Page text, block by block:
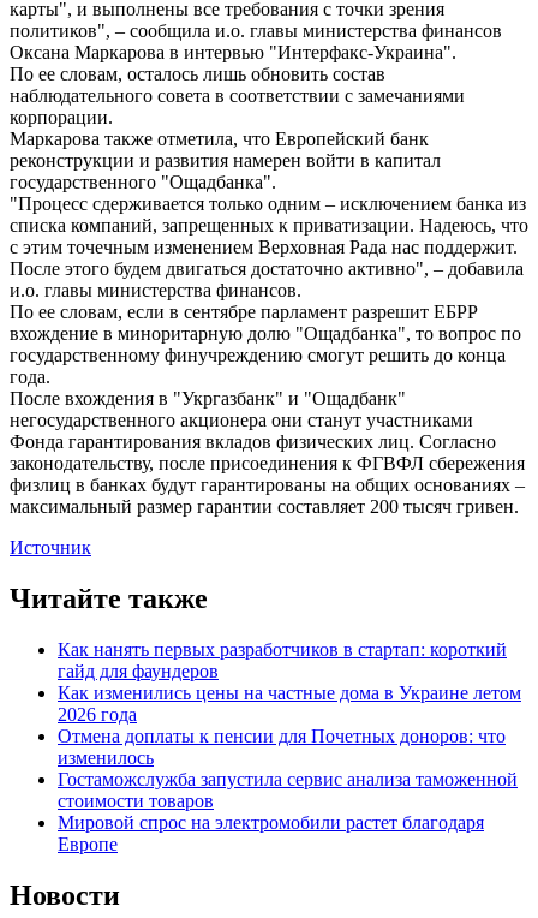
карты", и выполнены все требования с точки зрения
политиков", – сообщила и.о. главы министерства финансов
Оксана Маркарова в интервью "Интерфакс-Украина".
По ее словам, осталось лишь обновить состав
наблюдательного совета в соответствии с замечаниями
корпорации.
Маркарова также отметила, что Европейский банк
реконструкции и развития намерен войти в капитал
государственного "Ощадбанка".
"Процесс сдерживается только одним – исключением банка из
списка компаний, запрещенных к приватизации. Надеюсь, что
с этим точечным изменением Верховная Рада нас поддержит.
После этого будем двигаться достаточно активно", – добавила
и.о. главы министерства финансов.
По ее словам, если в сентябре парламент разрешит ЕБРР
вхождение в миноритарную долю "Ощадбанка", то вопрос по
государственному финучреждению смогут решить до конца
года.
После вхождения в "Укргазбанк" и "Ощадбанк"
негосударственного акционера они станут участниками
Фонда гарантирования вкладов физических лиц. Согласно
законодательству, после присоединения к ФГВФЛ сбережения
физлиц в банках будут гарантированы на общих основаниях –
максимальный размер гарантии составляет 200 тысяч гривен.
Источник
Читайте также
Как нанять первых разработчиков в стартап: короткий
гайд для фаундеров
Как изменились цены на частные дома в Украине летом
2026 года
Отмена доплаты к пенсии для Почетных доноров: что
изменилось
Гостаможслужба запустила сервис анализа таможенной
стоимости товаров
Мировой спрос на электромобили растет благодаря
Европе
Новости